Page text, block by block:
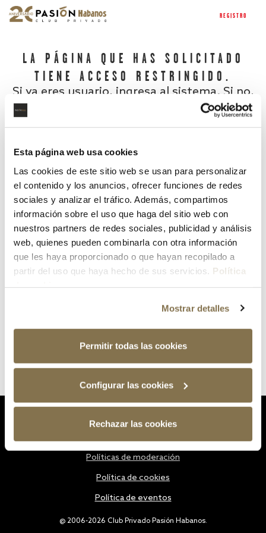
Esta página web usa cookies
Las cookies de este sitio web se usan para personalizar
el contenido y los anuncios, ofrecer funciones de redes
sociales y analizar el tráfico. Además, compartimos
información sobre el uso que haga del sitio web con
nuestros partners de redes sociales, publicidad y análisis
web, quienes pueden combinarla con otra información
que les haya proporcionado o que hayan recopilado a
partir del uso que haya hecho de sus servicios. Política
Mostrar detalles
Permitir todas las cookies
Configurar las cookies
Rechazar las cookies
REGISTRO
LA PÁGINA QUE HAS SOLICITADO
TIENE ACCESO RESTRINGIDO.
Si ya eres usuario, ingresa al sistema. Si no,
¿Has olvidado tu contraseña?
@ 2006-2026 Club Privado Pasión Habanos.
Políticas de moderación
Política de cookies
Política de eventos